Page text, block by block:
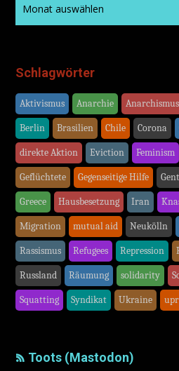
Schlagwörter
Aktivismus Anarchie Anarchismus
Berlin Brasilien Chile Corona
direkte Aktion Eviction Feminism
Geflüchtete Gegenseitige Hilfe
Greece Hausbesetzung Iran
Migration mutual aid Neukölln
Rassismus Refugees Repression
Russland Räumung solidarity
Squatting Syndikat Ukraine
Toots (Mastodon)